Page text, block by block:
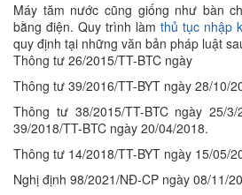
Máy tăm nước cũng giống như bàn
bằng điện. Quy trình làm thủ tục nhập
quy định tại những văn bản pháp luật
Thông tư 26/2015/TT-BTC ngày
Thông tư 39/2016/TT-BYT ngày 28/10/
Thông tư 38/2015/TT-BTC ngày 25/
39/2018/TT-BTC ngày 20/04/2018.
Thông tư 14/2018/TT-BYT ngày 15/05/
Nghị định 98/2021/NĐ-CP ngày 08/11/